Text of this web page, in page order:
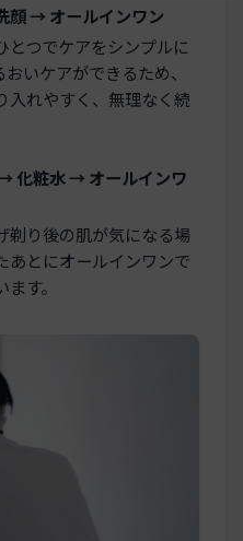
顔 → オールインワン
とつでケアをシンプルに
いケアができるため、
入れやすく、無理なく続
化粧水 → オールインワ
剃り後の肌が気になる場
あとにオールインワンで
す。